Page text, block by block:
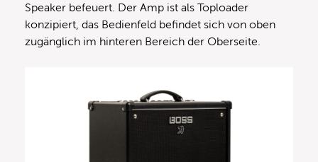
Speaker befeuert. Der Amp ist als Toploader
konzipiert, das Bedienfeld befindet sich von oben
zugänglich im hinteren Bereich der Oberseite.